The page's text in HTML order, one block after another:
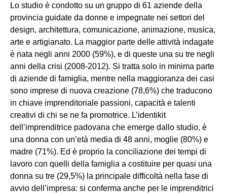
Lo studio è condotto su un gruppo di 61 aziende della
provincia guidate da donne e impegnate nei settori del
design, architettura, comunicazione, animazione, musica,
arte e artigianato. La maggior parte delle attività indagate
è nata negli anni 2000 (59%), e di queste una su tre negli
anni della crisi (2008-2012). Si tratta solo in minima parte
di aziende di famiglia, mentre nella maggioranza dei casi
sono imprese di nuova creazione (78,6%) che traducono
in chiave imprenditoriale passioni, capacità e talenti
creativi di chi se ne fa promotrice. L’identikit
dell’imprenditrice padovana che emerge dallo studio, è
una donna con un’età media di 48 anni, moglie (80%) e
madre (71%). Ed è proprio la conciliazione dei tempi di
lavoro con quelli della famiglia a costituire per quasi una
donna su tre (29,5%) la principale difficoltà nella fase di
avvio dell’impresa: si conferma anche per le imprenditrici